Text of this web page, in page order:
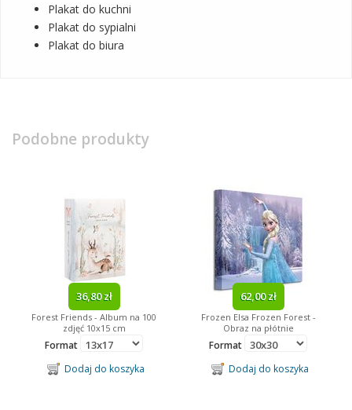
Plakat do kuchni
Plakat do sypialni
Plakat do biura
Podobne produkty
36,80 zł
Forest Friends - Album na 100
zdjęć 10x15 cm
Format
Dodaj do koszyka
62,00 zł
Frozen Elsa Frozen Forest -
Obraz na płótnie
Format
Dodaj do koszyka